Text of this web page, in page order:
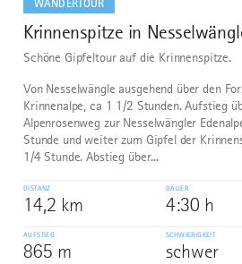
WANDERTOUR
1
Krinnenspitze in
Schöne Gipfeltour auf die Krinnenspitze.
Von Nesselwängle ausgehend über den
Krinnenalpe, ca 1 1/2 Stunden. Aufstieg
Alpenrosenweg zur Nesselwängler
Stunde und weiter zum Gipfel der
1/4 Stunde. Abstieg über...
DISTANZ
14,2 km
DAUER
4:30 h
AUFSTIEG
865 m
SCHWIERIGKEIT
schwer